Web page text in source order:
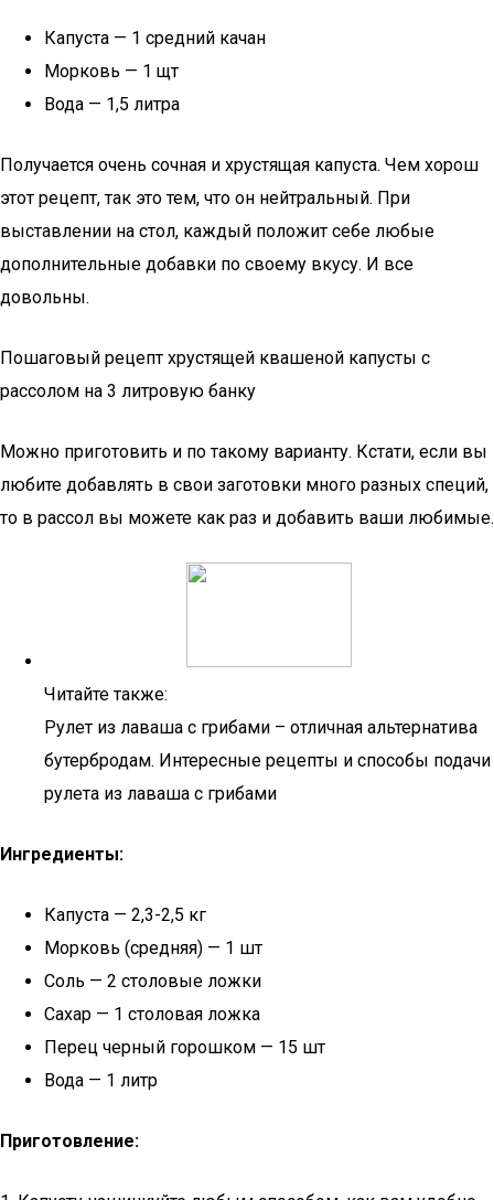
Капуста — 1 средний качан
Морковь — 1 щт
Вода — 1,5 литра
Получается очень сочная и хрустящая капуста. Чем хорош
этот рецепт, так это тем, что он нейтральный. При
выставлении на стол, каждый положит себе любые
дополнительные добавки по своему вкусу. И все
довольны.
Пошаговый рецепт хрустящей квашеной капусты с
рассолом на 3 литровую банку
Можно приготовить и по такому варианту. Кстати, если вы
любите добавлять в свои заготовки много разных специй,
то в рассол вы можете как раз и добавить ваши любимые.
Читайте также:
Рулет из лаваша с грибами – отличная альтернатива
бутербродам. Интересные рецепты и способы подачи
рулета из лаваша с грибами
Ингредиенты:
Капуста — 2,3-2,5 кг
Морковь (средняя) — 1 шт
Соль — 2 столовые ложки
Сахар — 1 столовая ложка
Перец черный горошком — 15 шт
Вода — 1 литр
Приготовление: